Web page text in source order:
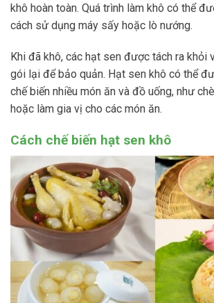
khô hoàn toàn. Quá trình làm khô có thể
cách sử dụng máy sấy hoặc lò nướng.
Khi đã khô, các hạt sen được tách ra khỏi
gói lại để bảo quản. Hạt sen khô có thể
chế biến nhiều món ăn và đồ uống, như
hoặc làm gia vị cho các món ăn.
Cách chế biến hạt sen khô